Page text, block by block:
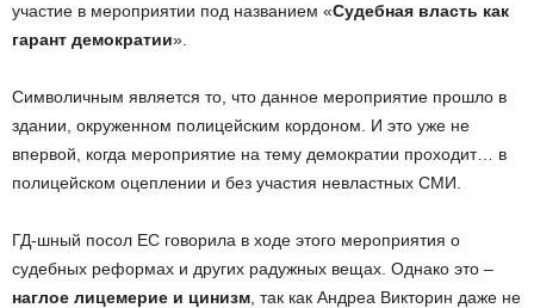
участие в мероприятии под названием «Судебная власть как
гарант демократии».
Символичным является то, что данное мероприятие прошло в
здании, окруженном полицейским кордоном. И это уже не
впервой, когда мероприятие на тему демократии проходит… в
полицейском оцеплении и без участия невластных СМИ.
ГД-шный посол ЕС говорила в ходе этого мероприятия о
судебных реформах и других радужных вещах. Однако это –
наглое лицемерие и цинизм , так как Андреа Викторин даже не